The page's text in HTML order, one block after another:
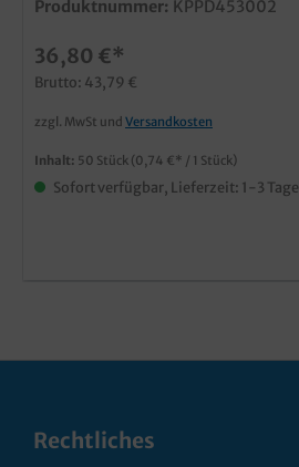
Produktnummer: KPPD453002
36,80 €*
Brutto: 43,79 €
zzgl. MwSt und Versandkosten
Inhalt: 50 Stück (0,74 €* / 1 Stück)
Sofort verfügbar, Lieferzeit: 1-3 Tage
Rechtliches